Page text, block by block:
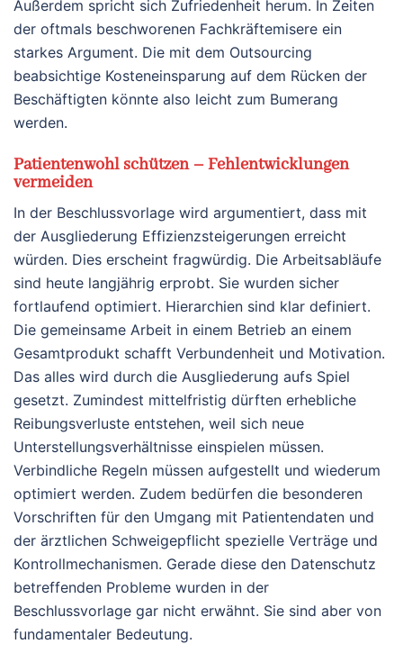
Außerdem spricht sich Zufriedenheit herum. In Zeiten
der oftmals beschworenen Fachkräftemisere ein
starkes Argument. Die mit dem Outsourcing
beabsichtige Kosteneinsparung auf dem Rücken der
Beschäftigten könnte also leicht zum Bumerang
werden.
Patientenwohl schützen – Fehlentwicklungen
vermeiden
In der Beschlussvorlage wird argumentiert, dass mit
der Ausgliederung Effizienzsteigerungen erreicht
würden. Dies erscheint fragwürdig. Die Arbeitsabläufe
sind heute langjährig erprobt. Sie wurden sicher
fortlaufend optimiert. Hierarchien sind klar definiert.
Die gemeinsame Arbeit in einem Betrieb an einem
Gesamtprodukt schafft Verbundenheit und Motivation.
Das alles wird durch die Ausgliederung aufs Spiel
gesetzt. Zumindest mittelfristig dürften erhebliche
Reibungsverluste entstehen, weil sich neue
Unterstellungsverhältnisse einspielen müssen.
Verbindliche Regeln müssen aufgestellt und wiederum
optimiert werden. Zudem bedürfen die besonderen
Vorschriften für den Umgang mit Patientendaten und
der ärztlichen Schweigepflicht spezielle Verträge und
Kontrollmechanismen. Gerade diese den Datenschutz
betreffenden Probleme wurden in der
Beschlussvorlage gar nicht erwähnt. Sie sind aber von
fundamentaler Bedeutung.